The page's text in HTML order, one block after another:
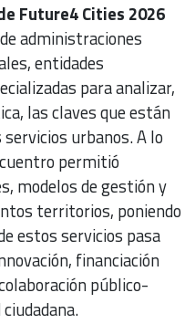
Future4 Cities 2026
administraciones
entidades
para analizar,
las claves que están
urbanos. A lo
permitió
modelos de gestión y
territorios, poniendo
estos servicios pasa
financiación
público-